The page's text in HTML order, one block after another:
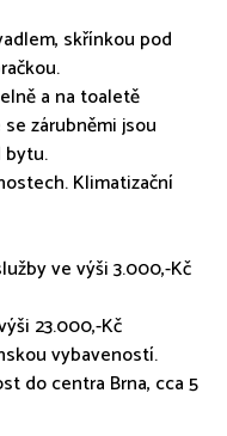
skřínkou pod
a na toaletě
zárubněmi jsou
bytu.
Klimatizační
ve výši 3.000,-Kč
23.000,-Kč
vybaveností.
do centra Brna, cca 5